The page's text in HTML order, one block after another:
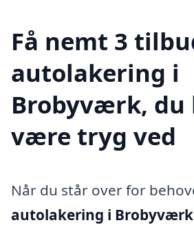
Få nemt 3
autolakering i
Brobyværk, du
være tryg ved
Når du står over for
autolakering i Brobyværk